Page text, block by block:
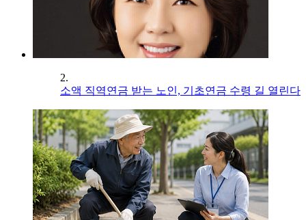
2.
소액 직역연금 받는 노인, 기초연금 수령 길 열린다